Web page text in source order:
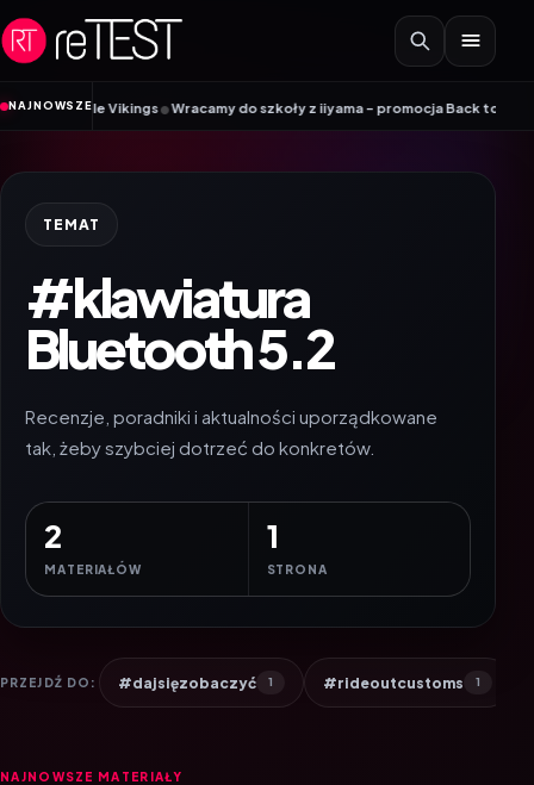
Przejdź do treści
NAJNOWSZE
Vikings•Wracamy do szkoły z iiyama – promocja Back to School na
TEMAT
#klawiatura
Bluetooth 5.2
Recenzje, poradniki i aktualności uporządkowane
tak, żeby szybciej dotrzeć do konkretów.
2
MATERIAŁÓW
1
STRONA
PRZEJDŹ DO: #dajsięzobaczyć 1 #rideoutcustoms 1
NAJNOWSZE MATERIAŁY